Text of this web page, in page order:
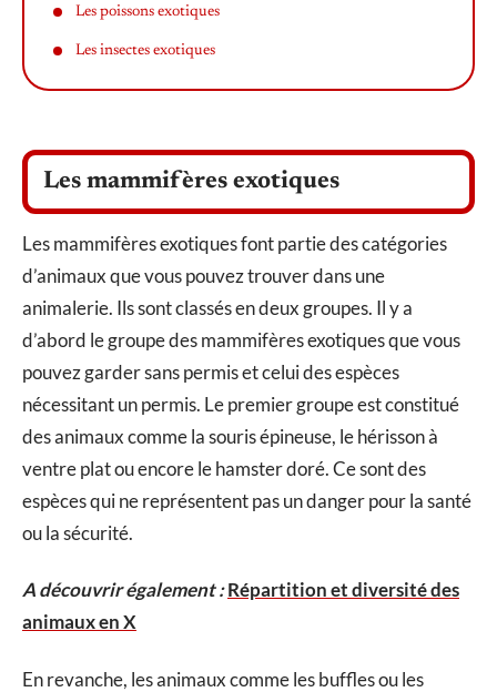
Les poissons exotiques
Les insectes exotiques
Les mammifères exotiques
Les mammifères exotiques font partie des catégories
d’animaux que vous pouvez trouver dans une
animalerie. Ils sont classés en deux groupes. Il y a
d’abord le groupe des mammifères exotiques que vous
pouvez garder sans permis et celui des espèces
nécessitant un permis. Le premier groupe est constitué
des animaux comme la souris épineuse, le hérisson à
ventre plat ou encore le hamster doré. Ce sont des
espèces qui ne représentent pas un danger pour la santé
ou la sécurité.
A découvrir également :Répartition et diversité des
animaux en X
En revanche, les animaux comme les buffles ou les